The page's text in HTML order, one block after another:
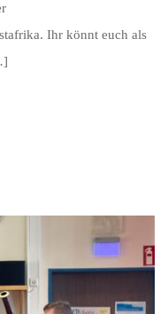
Ihr könnt euch als